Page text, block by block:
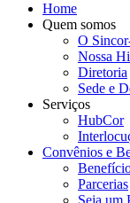
Home
Quem somos
O
Nossa
Diretoria
Sede e
Serviços
HubCor
Convênios e
Parcerias
Seja um